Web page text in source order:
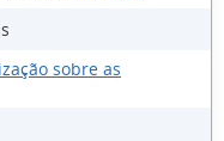
sobre as